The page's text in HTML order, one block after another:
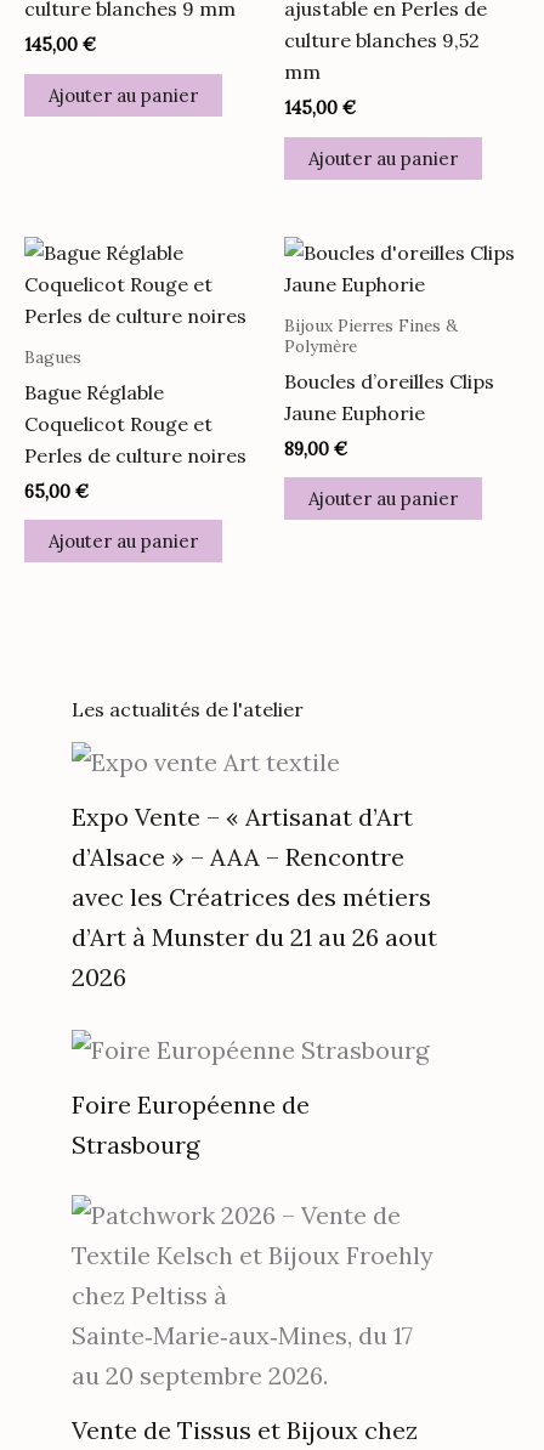
culture blanches 9 mm
145,00 €
Ajouter au panier
ajustable en Perles de
culture blanches 9,52
mm
145,00 €
Ajouter au panier
Bagues
Bague Réglable
Coquelicot Rouge et
Perles de culture noires
65,00 €
Ajouter au panier
Bijoux Pierres Fines &
Polymère
Boucles d’oreilles Clips
Jaune Euphorie
89,00 €
Ajouter au panier
Les actualités de l'atelier
Expo Vente – « Artisanat d’Art
d’Alsace » – AAA – Rencontre
avec les Créatrices des métiers
d’Art à Munster du 21 au 26 aout
2026
Foire Européenne de
Strasbourg
Vente de Tissus et Bijoux chez